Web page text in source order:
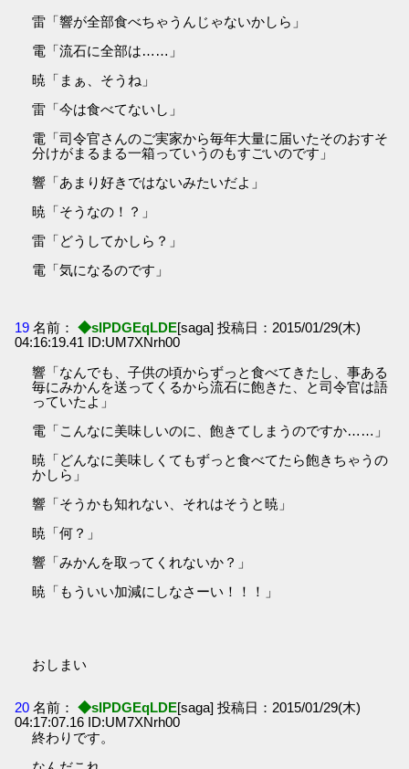
雷「響が全部食べちゃうんじゃないかしら」
電「流石に全部は……」
暁「まぁ、そうね」
雷「今は食べてないし」
電「司令官さんのご実家から毎年大量に届いたそのおすそ
分けがまるまる一箱っていうのもすごいのです」
響「あまり好きではないみたいだよ」
暁「そうなの！？」
雷「どうしてかしら？」
電「気になるのです」
19 名前： ◆sIPDGEqLDE[saga] 投稿日：2015/01/29(木)
04:16:19.41 ID:UM7XNrh00
響「なんでも、子供の頃からずっと食べてきたし、事ある
毎にみかんを送ってくるから流石に飽きた、と司令官は語
っていたよ」
電「こんなに美味しいのに、飽きてしまうのですか……」
暁「どんなに美味しくてもずっと食べてたら飽きちゃうの
かしら」
響「そうかも知れない、それはそうと暁」
暁「何？」
響「みかんを取ってくれないか？」
暁「もういい加減にしなさーい！！！」
おしまい
20 名前： ◆sIPDGEqLDE[saga] 投稿日：2015/01/29(木)
04:17:07.16 ID:UM7XNrh00
終わりです。